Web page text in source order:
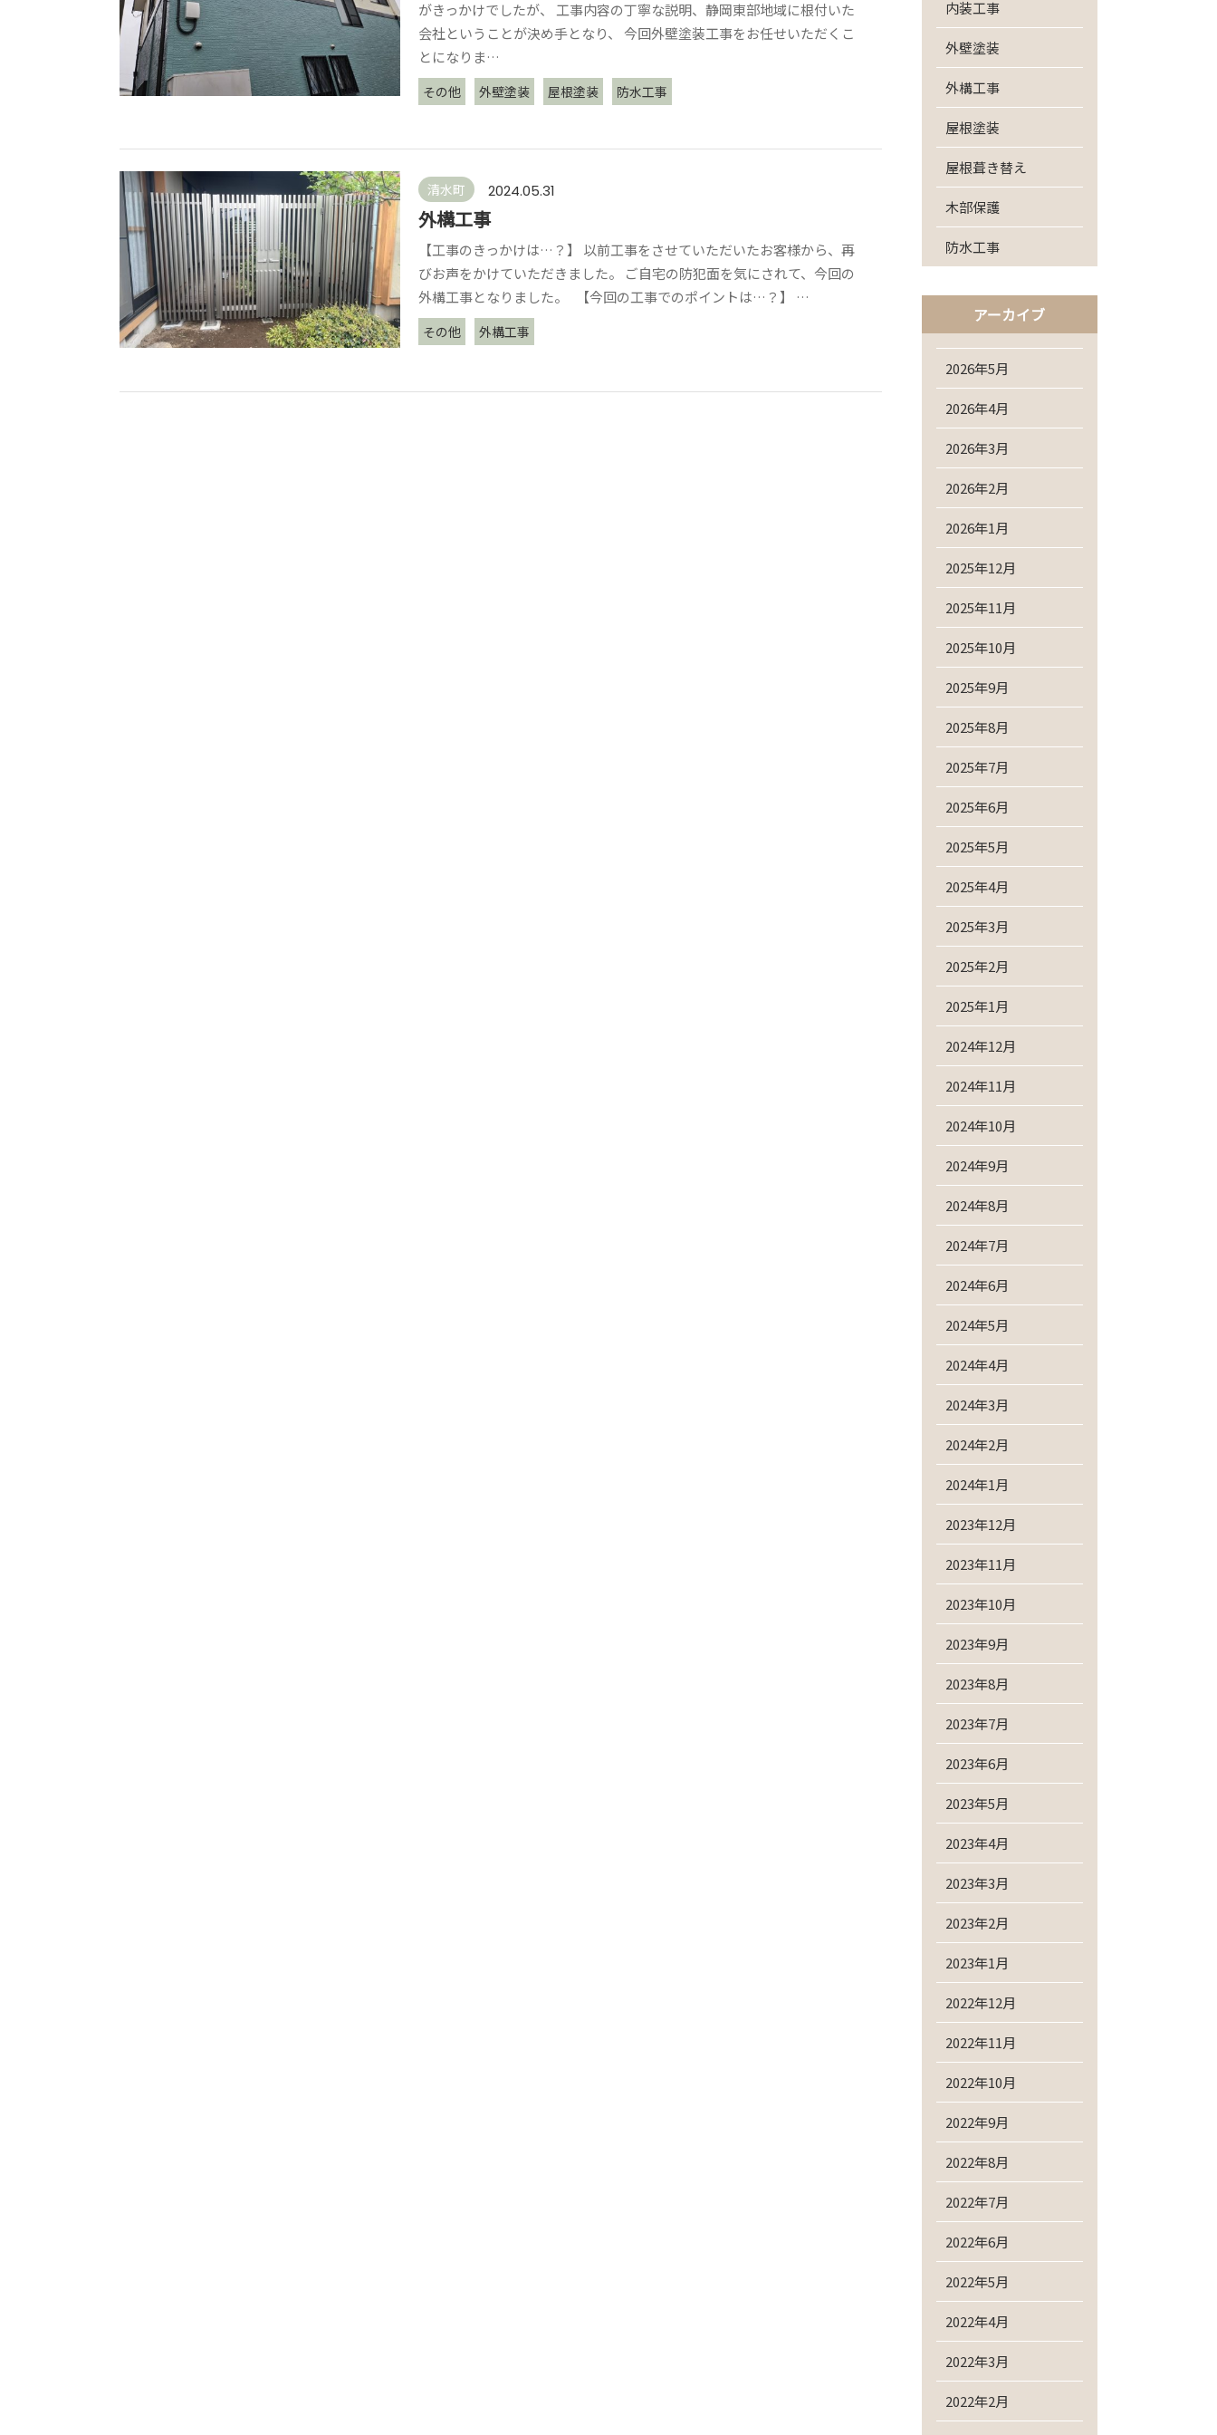
がきっかけでしたが、 工事内容の丁寧な説明、静岡東部地域に根付いた
会社ということが決め手となり、 今回外壁塗装工事をお任せいただくこ
とになりま…
その他 外壁塗装 屋根塗装 防水工事
清水町 2024.05.31
外構工事
【工事のきっかけは…？】 以前工事をさせていただいたお客様から、再
びお声をかけていただきました。 ご自宅の防犯面を気にされて、今回の
外構工事となりました。 【今回の工事でのポイントは…？】 …
その他 外構工事
内装工事
外壁塗装
外構工事
屋根塗装
屋根葺き替え
木部保護
防水工事
アーカイブ
2026年5月
2026年4月
2026年3月
2026年2月
2026年1月
2025年12月
2025年11月
2025年10月
2025年9月
2025年8月
2025年7月
2025年6月
2025年5月
2025年4月
2025年3月
2025年2月
2025年1月
2024年12月
2024年11月
2024年10月
2024年9月
2024年8月
2024年7月
2024年6月
2024年5月
2024年4月
2024年3月
2024年2月
2024年1月
2023年12月
2023年11月
2023年10月
2023年9月
2023年8月
2023年7月
2023年6月
2023年5月
2023年4月
2023年3月
2023年2月
2023年1月
2022年12月
2022年11月
2022年10月
2022年9月
2022年8月
2022年7月
2022年6月
2022年5月
2022年4月
2022年3月
2022年2月